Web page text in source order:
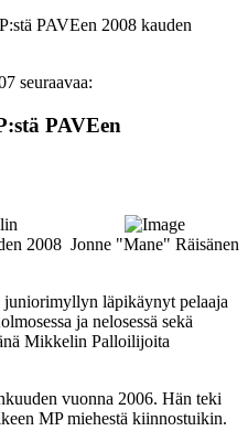
PAVEen 2008 kauden
seuraavaa:
PAVEen
Jonne "Mane" Räisänen
2008
juniorimyllyn läpikäynyt pelaaja
ja nelosessä sekä
Mikkelin Palloilijoita
vuonna 2006. Hän teki
MP miehestä kiinnostuikin.